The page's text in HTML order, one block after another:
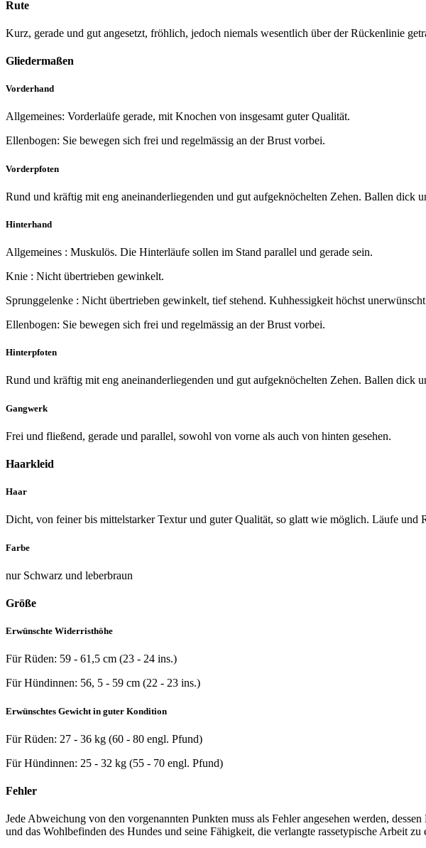
Rute
Kurz, gerade und gut angesetzt, fröhlich, jedoch niemals wesentlich über der Rückenlinie
Gliedermaßen
Vorderhand
Allgemeines: Vorderlaüfe gerade, mit Knochen von insgesamt guter Qualität.
Ellenbogen: Sie bewegen sich frei und regelmässig an der Brust vorbei.
Vorderpfoten
Rund und kräftig mit eng aneinanderliegenden und gut aufgeknöchelten Zehen. Ballen dick
Hinterhand
Allgemeines : Muskulös. Die Hinterläufe sollen im Stand parallel und gerade sein.
Knie : Nicht übertrieben gewinkelt.
Sprunggelenke : Nicht übertrieben gewinkelt, tief stehend. Kuhhessigkeit höchst
Ellenbogen: Sie bewegen sich frei und regelmässig an der Brust vorbei.
Hinterpfoten
Rund und kräftig mit eng aneinanderliegenden und gut aufgeknöchelten Zehen. Ballen dick
Gangwerk
Frei und fließend, gerade und parallel, sowohl von vorne als auch von hinten gesehen.
Haarkleid
Haar
Dicht, von feiner bis mittelstarker Textur und guter Qualität, so glatt wie möglich. Läufe und
Farbe
nur Schwarz und leberbraun
Größe
Erwünschte Widerristhöhe
Für Rüden: 59 - 61,5 cm (23 - 24 ins.)
Für Hündinnen: 56, 5 - 59 cm (22 - 23 ins.)
Erwünschtes Gewicht in guter Kondition
Für Rüden: 27 - 36 kg (60 - 80 engl. Pfund)
Für Hündinnen: 25 - 32 kg (55 - 70 engl. Pfund)
Fehler
Jede Abweichung von den vorgenannten Punkten muss als Fehler angesehen werden,
und das Wohlbefinden des Hundes und seine Fähigkeit, die verlangte rassetypische Arbeit zu